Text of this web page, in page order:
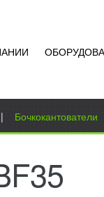
| Бочкокантователи